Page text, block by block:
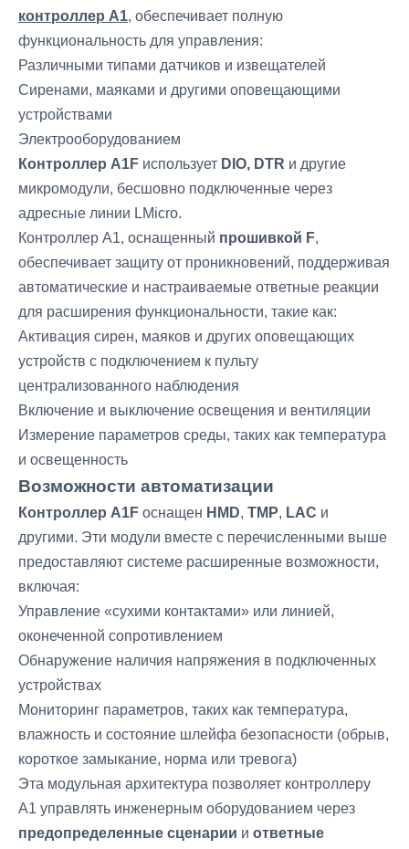
контроллер A1, обеспечивает полную
функциональность для управления:
Различными типами датчиков и извещателей
Сиренами, маяками и другими оповещающими
устройствами
Электрооборудованием
Контроллер A1F использует DIO, DTR и другие
микромодули, бесшовно подключенные через
адресные линии LMicro.
Контроллер A1, оснащенный прошивкой F,
обеспечивает защиту от проникновений, поддерживая
автоматические и настраиваемые ответные реакции
для расширения функциональности, такие как:
Активация сирен, маяков и других оповещающих
устройств с подключением к пульту
централизованного наблюдения
Включение и выключение освещения и вентиляции
Измерение параметров среды, таких как температура
и освещенность
Возможности автоматизации
Контроллер A1F оснащен HMD, TMP, LAC и
другими. Эти модули вместе с перечисленными выше
предоставляют системе расширенные возможности,
включая:
Управление «сухими контактами» или линией,
оконеченной сопротивлением
Обнаружение наличия напряжения в подключенных
устройствах
Мониторинг параметров, таких как температура,
влажность и состояние шлейфа безопасности (обрыв,
короткое замыкание, норма или тревога)
Эта модульная архитектура позволяет контроллеру
A1 управлять инженерным оборудованием через
предопределенные сценарии и ответные